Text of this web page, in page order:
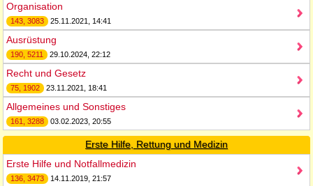
Organisation
143, 3083 25.11.2021, 14:41
Ausrüstung
190, 5211 29.10.2024, 22:12
Recht und Gesetz
75, 1902 23.11.2021, 18:41
Allgemeines und Sonstiges
161, 3288 03.02.2023, 20:55
Erste Hilfe, Rettung und Medizin
Erste Hilfe und Notfallmedizin
136, 3473 14.11.2019, 21:57